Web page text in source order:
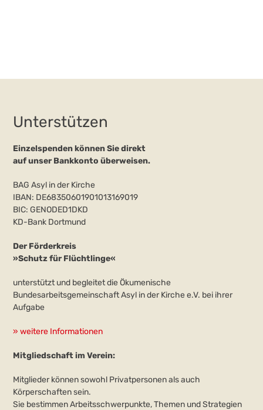
Unterstützen
Einzelspenden können Sie direkt
auf unser Bankkonto überweisen.
BAG Asyl in der Kirche
IBAN: DE68350601901013169019
BIC: GENODED1DKD
KD-Bank Dortmund
Der Förderkreis
»Schutz für Flüchtlinge«
unterstützt und begleitet die Ökumenische
Bundesarbeitsgemeinschaft Asyl in der Kirche e.V. bei ihrer
Aufgabe
» weitere Informationen
Mitgliedschaft im Verein:
Mitglieder können sowohl Privatpersonen als auch
Körperschaften sein.
Sie bestimmen Arbeitsschwerpunkte, Themen und Strategien